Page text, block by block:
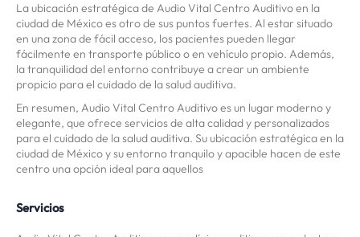
La ubicación estratégica de Audio Vital Centro Auditivo en la
ciudad de México es otro de sus puntos fuertes. Al estar situado
en una zona de fácil acceso, los pacientes pueden llegar
fácilmente en transporte público o en vehículo propio. Además,
la tranquilidad del entorno contribuye a crear un ambiente
propicio para el cuidado de la salud auditiva.
En resumen, Audio Vital Centro Auditivo es un lugar moderno y
elegante, que ofrece servicios de alta calidad y personalizados
para el cuidado de la salud auditiva. Su ubicación estratégica en la
ciudad de México y su entorno tranquilo y apacible hacen de este
centro una opción ideal para aquellos
Servicios